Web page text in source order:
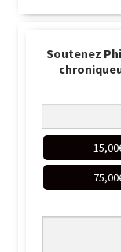
Soutenez
15,00
75,00